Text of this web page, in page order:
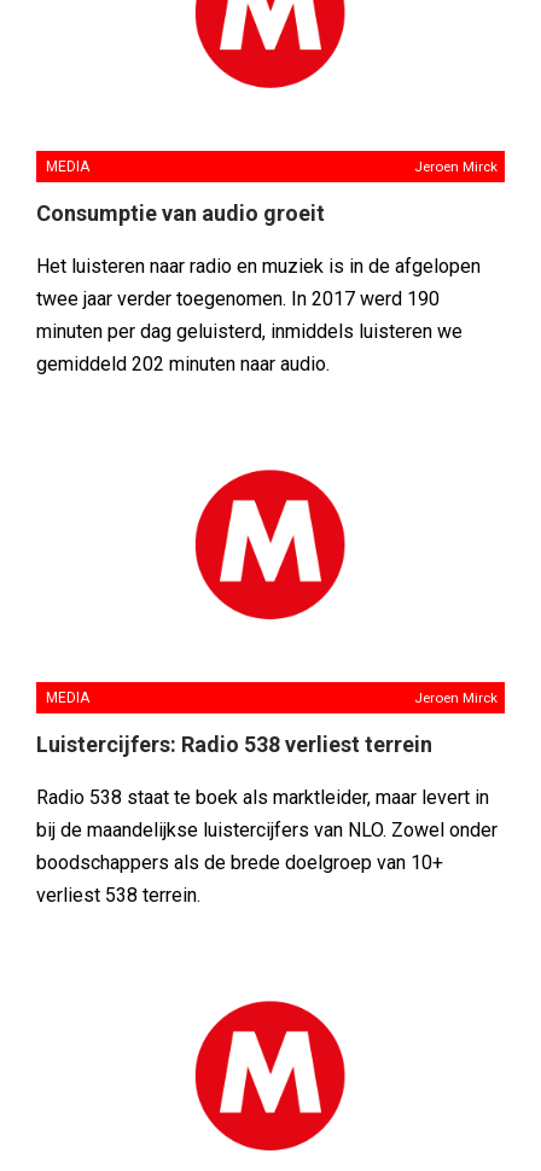
MEDIA Jeroen Mirck
Consumptie van audio groeit
Het luisteren naar radio en muziek is in de afgelopen
twee jaar verder toegenomen. In 2017 werd 190
minuten per dag geluisterd, inmiddels luisteren we
gemiddeld 202 minuten naar audio.
MEDIA Jeroen Mirck
Luistercijfers: Radio 538 verliest terrein
Radio 538 staat te boek als marktleider, maar levert in
bij de maandelijkse luistercijfers van NLO. Zowel onder
boodschappers als de brede doelgroep van 10+
verliest 538 terrein.